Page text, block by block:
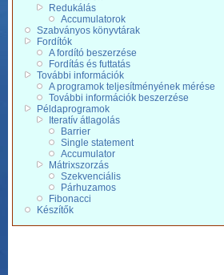
Redukálás
Accumulatorok
Szabványos könyvtárak
Fordítók
A fordító beszerzése
Fordítás és futtatás
További információk
A programok teljesítményének mérése
További információk beszerzése
Példaprogramok
Iteratív átlagolás
Barrier
Single statement
Accumulator
Mátrixszorzás
Szekvenciális
Párhuzamos
Fibonacci
Készítők